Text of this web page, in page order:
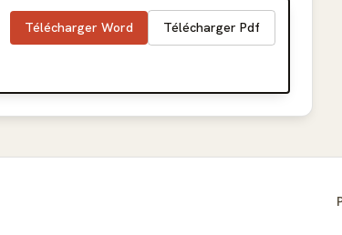
Télécharger Word Télécharger Pdf